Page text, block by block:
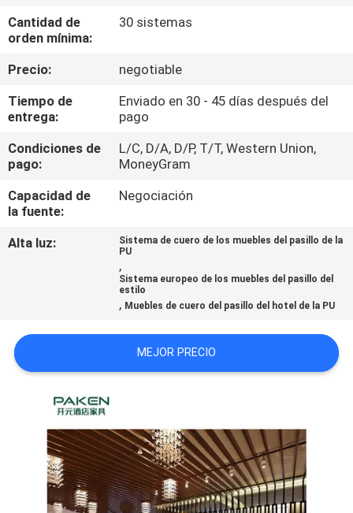
FÁBRICA
DE
CALIDAD
ÉNTRENOS
EN
CONTACTO
UNA
CITA
MAPA
SITIO
Cantidad de
orden mínima:
30 sistemas
Precio:
negotiable
Tiempo de
entrega:
Enviado en 30 - 45 días después del
pago
Condiciones de
pago:
L/C, D/A, D/P, T/T, Western Union,
MoneyGram
Capacidad de
la fuente:
Negociación
Alta luz:
Sistema de cuero de los muebles del pasillo de la
PU
,
Sistema europeo de los muebles del pasillo del
estilo
, Muebles de cuero del pasillo del hotel de la PU
MEJOR PRECIO